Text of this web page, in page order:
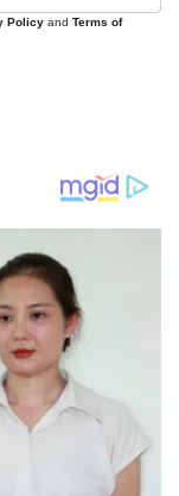
Policy and Terms of